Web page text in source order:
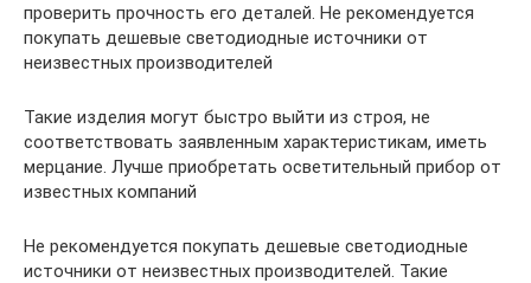
проверить прочность его деталей. Не рекомендуется
покупать дешевые светодиодные источники от
неизвестных производителей
Такие изделия могут быстро выйти из строя, не
соответствовать заявленным характеристикам, иметь
мерцание. Лучше приобретать осветительный прибор от
известных компаний
Не рекомендуется покупать дешевые светодиодные
источники от неизвестных производителей. Такие